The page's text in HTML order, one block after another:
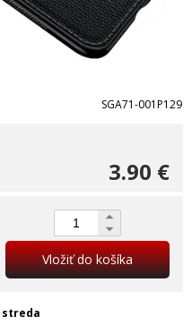
SGA71-001P129
3.90 €
Vložiť do košíka
streda